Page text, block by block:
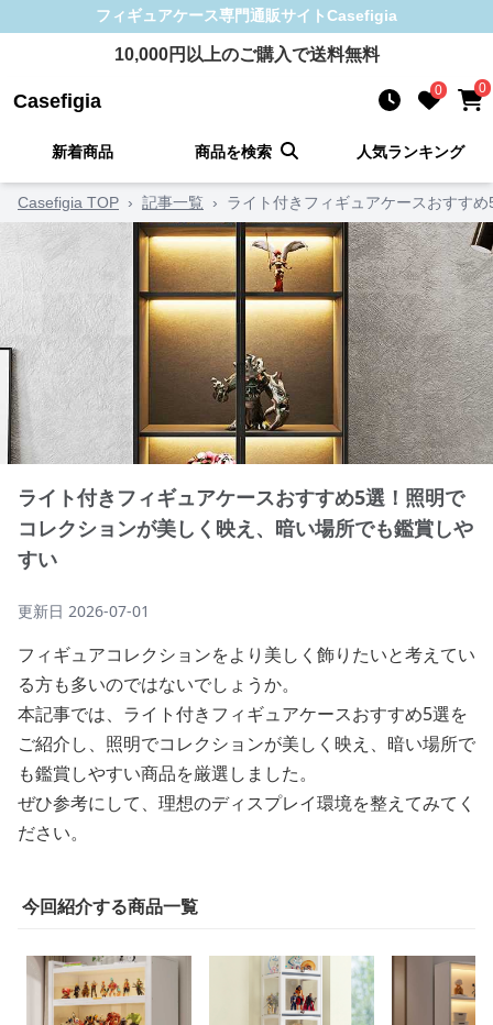
フィギュアケース専門通販サイトCasefigia
10,000円以上のご購入で送料無料
Casefigia 0 0
新着商品 商品を検索 人気ランキング
Casefigia TOP › 記事一覧 › ライト付きフィギュアケースおすす
ライト付きフィギュアケースおすすめ5選！照明で
コレクションが美しく映え、暗い場所でも鑑賞しや
すい
更新日 2026-07-01
フィギュアコレクションをより美しく飾りたいと考えてい
る方も多いのではないでしょうか。
本記事では、ライト付きフィギュアケースおすすめ5選を
ご紹介し、照明でコレクションが美しく映え、暗い場所で
も鑑賞しやすい商品を厳選しました。
ぜひ参考にして、理想のディスプレイ環境を整えてみてく
ださい。
今回紹介する商品一覧